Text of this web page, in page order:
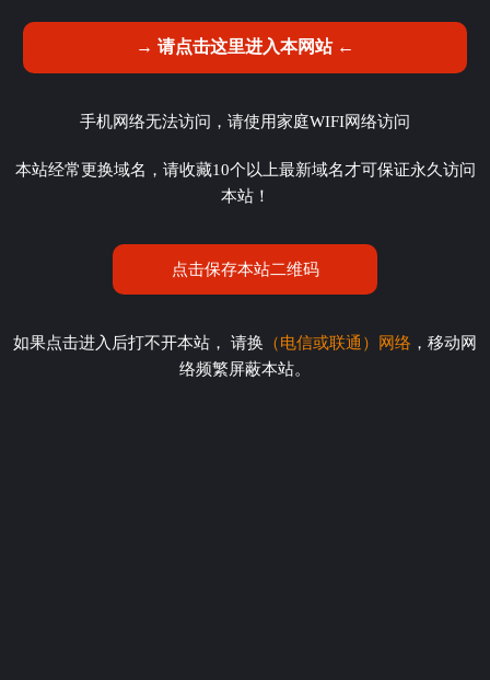
→ 请点击这里进入本网站 ←
手机网络无法访问，请使用家庭WIFI网络访问
本站经常更换域名，请收藏10个以上最新域名才可保证永久访问
本站！
点击保存本站二维码
如果点击进入后打不开本站， 请换 （电信或联通）网络 ，移动网
络频繁屏蔽本站。